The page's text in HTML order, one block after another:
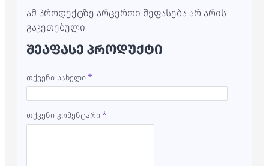
ამ პროდუქტზე არცერთი შეფასება არ არის
გაკეთებული
ᲨᲔᲐᲤᲐᲡᲔ ᲞᲠᲝᲓᲣᲥᲢᲘ
თქვენი სახელი
თქვენი კომენტარი